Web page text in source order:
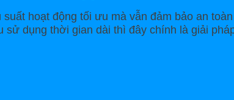
suất hoạt động tối ưu mà vẫn đảm bảo an
dụng thời gian dài thì đây chính là giải